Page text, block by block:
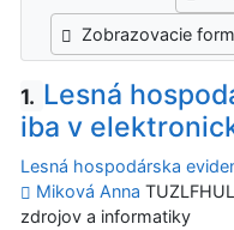
Zobrazovacie
1. Lesná
iba v
Lesná hospodárska
Miková Anna
zdrojov a informatiky